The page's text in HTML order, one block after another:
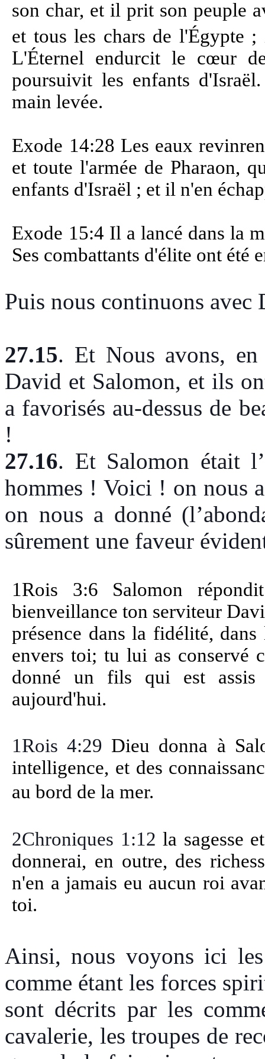
son char, et il prit son peuple
et tous les chars de l'Égypte
L'Éternel endurcit le cœur
poursuivit les enfants
main levée.
Exode 14:28 Les eaux
et toute l'armée de Pharaon,
enfants d'Israël ; et il n'en
Exode 15:4 Il a lancé dans la
Ses combattants d'élite ont été
Puis nous continuons avec
27.15. Et Nous avons,
David et Salomon, et ils
a favorisés au-dessus de
!
27.16. Et Salomon était
hommes ! Voici ! on nous
on nous a donné
sûrement une faveur
1Rois 3:6 Salomon
bienveillance ton serviteur
présence dans la fidélité,
envers toi; tu lui as conservé
donné un fils qui est
aujourd'hui.
1Rois 4:29 Dieu donna à
intelligence, et des
au bord de la mer.
2Chroniques 1:12la sagesse
donnerai, en outre, des
n'en a jamais eu aucun roi
toi.
Ainsi, nous voyons ici les
comme étant les forces
sont décrits par les
cavalerie, les troupes de